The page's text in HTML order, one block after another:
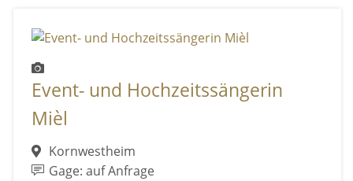
Event- und Hochzeitssängerin
Mièl
Kornwestheim
Gage: auf Anfrage